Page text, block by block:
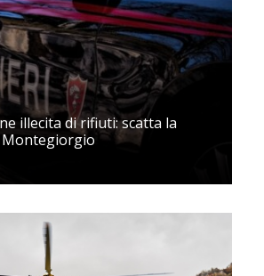
illecita di rifiuti: scatta la
Montegiorgio